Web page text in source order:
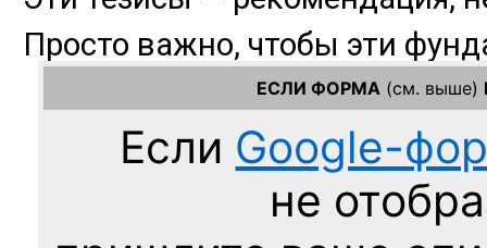
ЕСЛИ ФОРМА (см. выше)
Если Google-
не